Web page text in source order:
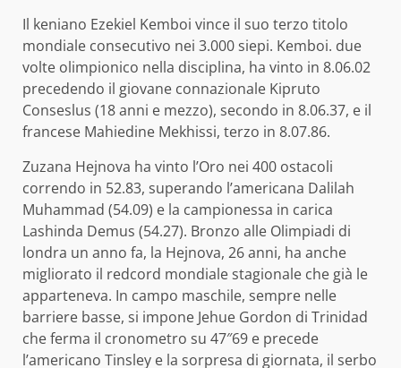
Il keniano Ezekiel Kemboi vince il suo terzo titolo
mondiale consecutivo nei 3.000 siepi. Kemboi. due
volte olimpionico nella disciplina, ha vinto in 8.06.02
precedendo il giovane connazionale Kipruto
Conseslus (18 anni e mezzo), secondo in 8.06.37, e il
francese Mahiedine Mekhissi, terzo in 8.07.86.
Zuzana Hejnova ha vinto l’Oro nei 400 ostacoli
correndo in 52.83, superando l’americana Dalilah
Muhammad (54.09) e la campionessa in carica
Lashinda Demus (54.27). Bronzo alle Olimpiadi di
londra un anno fa, la Hejnova, 26 anni, ha anche
migliorato il redcord mondiale stagionale che già le
apparteneva. In campo maschile, sempre nelle
barriere basse, si impone Jehue Gordon di Trinidad
che ferma il cronometro su 47″69 e precede
l’americano Tinsley e la sorpresa di giornata, il serbo